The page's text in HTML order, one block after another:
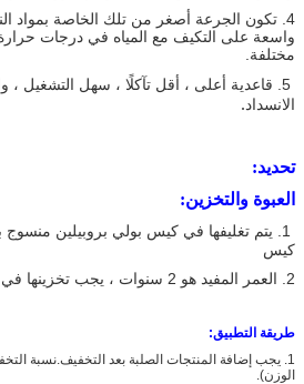
4. تكون الجرعة أصغر من تلك الخاصة بمواد
واسعة على التكيف مع المياه في درجات
مختلفة.
5. قاعدية أعلى ، أقل تآكلًا ، سهل التشغيل
الانسداد.
تحديد:
العبوة والتخزين:
كيس
2. العمر المفيد هو 2 سنوات ، يجب تخزينها في مكان جاف وجيد التهوية
طريقة التطبيق:
الوزن).